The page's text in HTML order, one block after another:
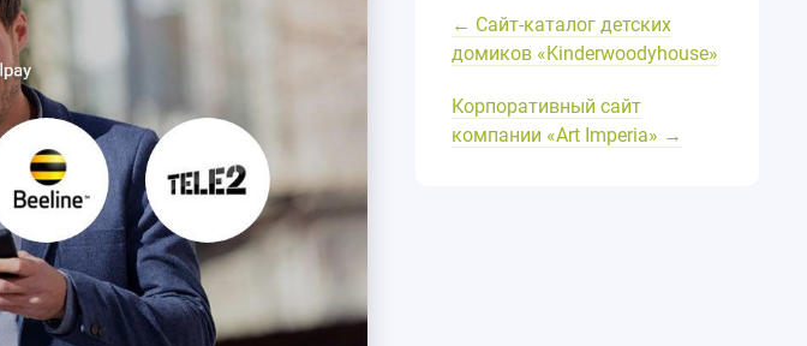
← Сайт-каталог детских
домиков «Kinderwoodyhouse»
Корпоративный сайт
компании «Art Imperia» →